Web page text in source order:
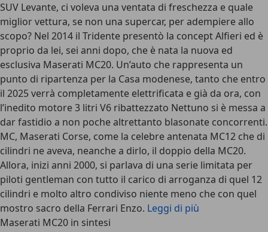
SUV Levante, ci voleva una ventata di freschezza e quale
miglior vettura, se non una supercar, per adempiere allo
scopo? Nel 2014 il Tridente presentò la concept Alfieri ed è
proprio da lei, sei anni dopo, che è nata la nuova ed
esclusiva Maserati MC20. Un’auto che rappresenta un
punto di ripartenza per la Casa modenese, tanto che entro
il 2025 verrà completamente elettrificata e già da ora, con
l’inedito motore 3 litri V6 ribattezzato Nettuno si è messa a
dar fastidio a non poche altrettanto blasonate concorrenti.
MC, Maserati Corse, come la celebre antenata MC12 che di
cilindri ne aveva, neanche a dirlo, il doppio della MC20.
Allora, inizi anni 2000, si parlava di una serie limitata per
piloti gentleman con tutto il carico di arroganza di quel 12
cilindri e molto altro condiviso niente meno che con quel
mostro sacro della Ferrari Enzo. Leggi di più
Maserati MC20 in sintesi